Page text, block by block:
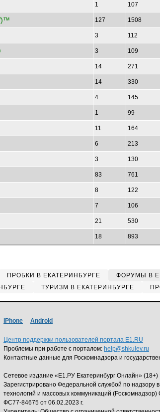
1 107
127 1508
3 112
3 109
14 271
14 330
4 145
1 99
11 164
6 213
3 130
83 761
8 122
7 106
21 530
18 893
ПРОБКИ В ЕКАТЕРИНБУРГЕ ФОРУМЫ В
ТУРИЗМ В ЕКАТЕРИНБУРГЕ
iPhone Android
Центр поддержки пользователей портала E1.RU
Проблемы при работе с порталом: help@shkulev.ru
Контактные данные для Роскомнадзора и
Сетевое издание «Е1.РУ Екатеринбург Онлайн» (18+)
Зарегистрировано Федеральной службой по
технологий и массовых коммуникаций
ФС77-84675 от 06.02.2023 г.